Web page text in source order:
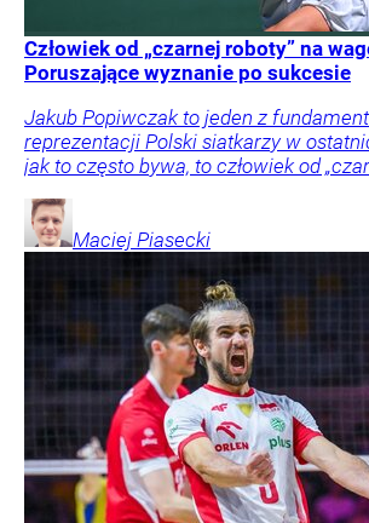
Człowiek od „czarnej roboty” na
Poruszające wyznanie po sukcesie
Jakub Popiwczak to jeden z
reprezentacji Polski siatkarzy w
jak to często bywa, to człowiek od
Maciej Piasecki